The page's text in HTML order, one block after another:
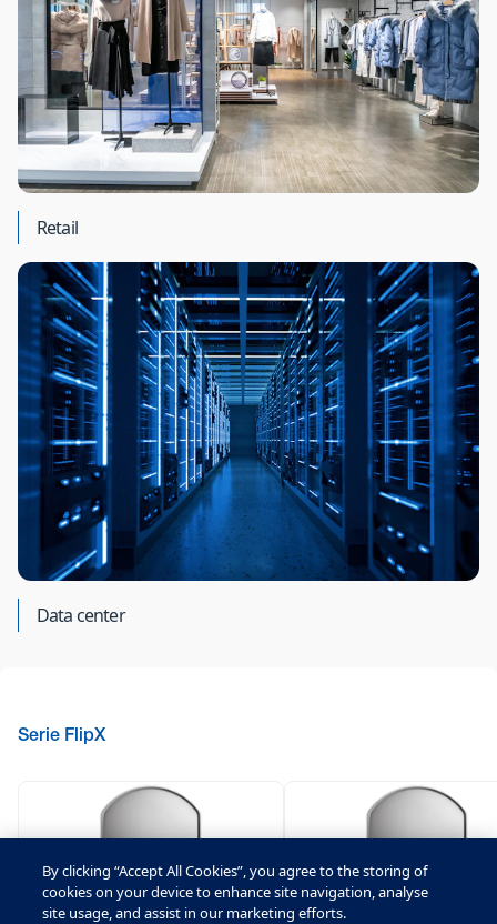
Retail
Data center
Serie FlipX
By clicking “Accept All Cookies”, you agree to the storing of
cookies on your device to enhance site navigation, analyse
site usage, and assist in our marketing efforts.